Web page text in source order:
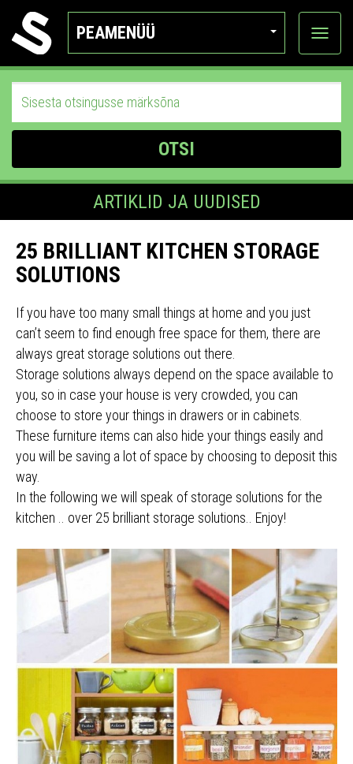
PEAMENÜÜ
Ava
OTSI
ARTIKLID JA UUDISED
25 BRILLIANT KITCHEN STORAGE
SOLUTIONS
If you have too many small things at home and you just
can’t seem to find enough free space for them, there are
always great storage solutions out there.
Storage solutions always depend on the space available to
you, so in case your house is very crowded, you can
choose to store your things in drawers or in cabinets.
These furniture items can also hide your things easily and
you will be saving a lot of space by choosing to deposit this
way.
In the following we will speak of storage solutions for the
kitchen .. over 25 brilliant storage solutions.. Enjoy!